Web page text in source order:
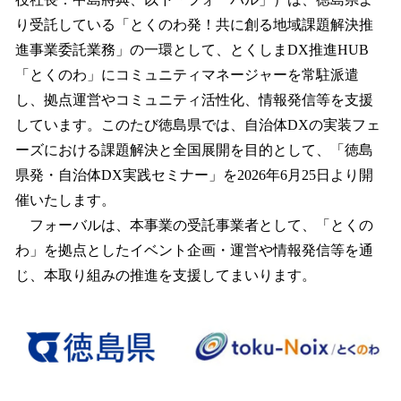
を
読
み
込
み
中
で
す
り受託している「とくのわ発！共に創る地域課題解決推
進事業委託業務」の一環として、とくしまDX推進HUB
「とくのわ」にコミュニティマネージャーを常駐派遣
し、拠点運営やコミュニティ活性化、情報発信等を支援
しています。このたび徳島県では、自治体DXの実装フェ
ーズにおける課題解決と全国展開を目的として、「徳島
県発・自治体DX実践セミナー」を2026年6月25日より開
催いたします。
フォーバルは、本事業の受託事業者として、「とくの
わ」を拠点としたイベント企画・運営や情報発信等を通
じ、本取り組みの推進を支援してまいります。